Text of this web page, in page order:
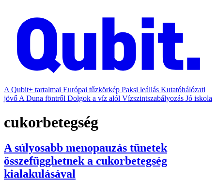
A Qubit+ tartalmai Európai tűzkörkép Paksi leállás Kutatóhálózati
jövő A Duna föntről Dolgok a víz alól Vízszintszabályozás Jó iskola
cukorbetegség
A súlyosabb menopauzás tünetek
összefügghetnek a cukorbetegség
kialakulásával